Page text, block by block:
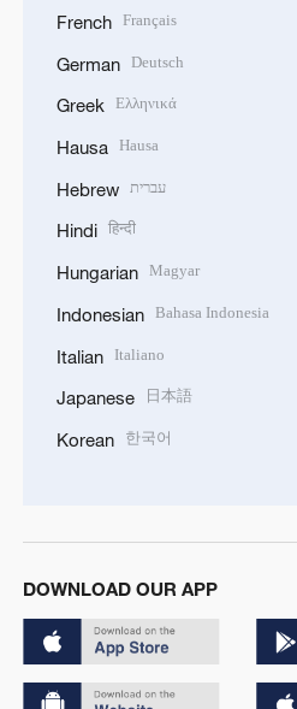
French Français
German Deutsch
Greek Ελληνικά
Hausa Hausa
Hebrew עברית
Hindi हिन्दी
Hungarian Magyar
Indonesian Bahasa Indonesia
Italian Italiano
Japanese 日本語
Korean 한국어
DOWNLOAD OUR APP